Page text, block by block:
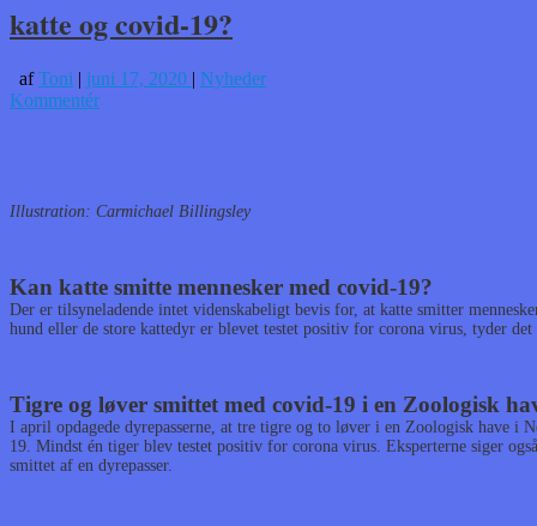
katte og covid-19?
afToni | juni 17, 2020 | Nyheder
Kommentér
Illustration: Carmichael Billingsley
Kan katte smitte mennesker med covid-19?
Der er tilsyneladende intet videnskabeligt bevis for, at katte smitter
hund eller de store kattedyr er blevet testet positiv for corona virus, tyder
Tigre og løver smittet med covid-19 i en Zoologisk
I april opdagede dyrepasserne, at tre tigre og to løver i en Zoologisk have i
19. Mindst én tiger blev testet positiv for corona virus. Eksperterne siger
smittet af en dyrepasser.